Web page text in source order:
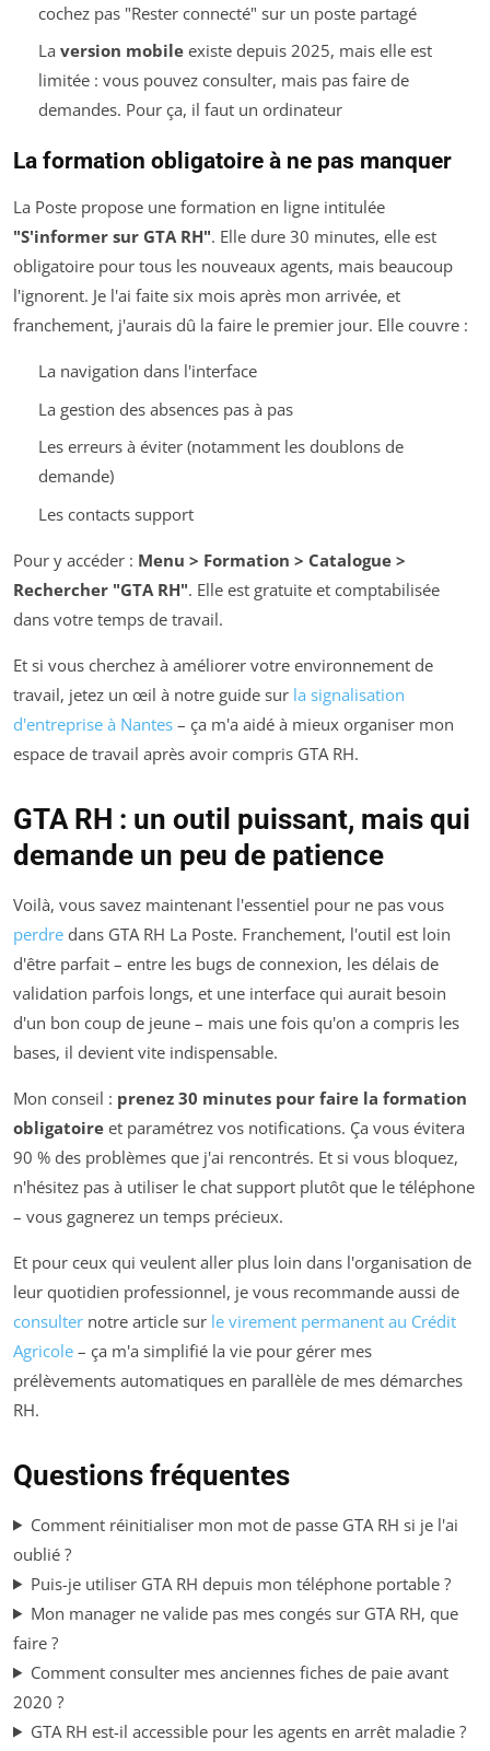
cochez pas "Rester connecté" sur un poste partagé
La version mobileexiste depuis 2025, mais elle est
limitée : vous pouvez consulter, mais pas faire de
demandes. Pour ça, il faut un ordinateur
La formation obligatoire à ne pas manquer
La Poste propose une formation en ligne intitulée
"S'informer sur GTA RH". Elle dure 30 minutes, elle est
obligatoire pour tous les nouveaux agents, mais beaucoup
l'ignorent. Je l'ai faite six mois après mon arrivée, et
franchement, j'aurais dû la faire le premier jour. Elle couvre :
La navigation dans l'interface
La gestion des absences pas à pas
Les erreurs à éviter (notamment les doublons de
demande)
Les contacts support
Pour y accéder : Menu > Formation > Catalogue >
Rechercher "GTA RH". Elle est gratuite et comptabilisée
dans votre temps de travail.
Et si vous cherchez à améliorer votre environnement de
travail, jetez un œil à notre guide sur la signalisation
d'entreprise à Nantes – ça m'a aidé à mieux organiser mon
espace de travail après avoir compris GTA RH.
GTA RH : un outil puissant, mais qui
demande un peu de patience
Voilà, vous savez maintenant l'essentiel pour ne pas vous
perdre dans GTA RH La Poste. Franchement, l'outil est loin
d'être parfait – entre les bugs de connexion, les délais de
validation parfois longs, et une interface qui aurait besoin
d'un bon coup de jeune – mais une fois qu'on a compris les
bases, il devient vite indispensable.
Mon conseil : prenez 30 minutes pour faire la formation
obligatoire et paramétrez vos notifications. Ça vous évitera
90 % des problèmes que j'ai rencontrés. Et si vous bloquez,
n'hésitez pas à utiliser le chat support plutôt que le téléphone
– vous gagnerez un temps précieux.
Et pour ceux qui veulent aller plus loin dans l'organisation de
leur quotidien professionnel, je vous recommande aussi de
consulter notre article sur le virement permanent au Crédit
Agricole – ça m'a simplifié la vie pour gérer mes
prélèvements automatiques en parallèle de mes démarches
RH.
Questions fréquentes
Comment réinitialiser mon mot de passe GTA RH si je l'ai
oublié ?
Puis-je utiliser GTA RH depuis mon téléphone portable ?
Mon manager ne valide pas mes congés sur GTA RH, que
faire ?
Comment consulter mes anciennes fiches de paie avant
2020 ?
GTA RH est-il accessible pour les agents en arrêt maladie ?